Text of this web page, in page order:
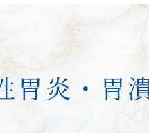
胃炎・胃